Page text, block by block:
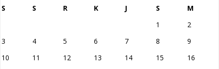
S
S R K J S
M
1
2
3
4 5 6 7 8
9
10
11 12 13 14 15
16